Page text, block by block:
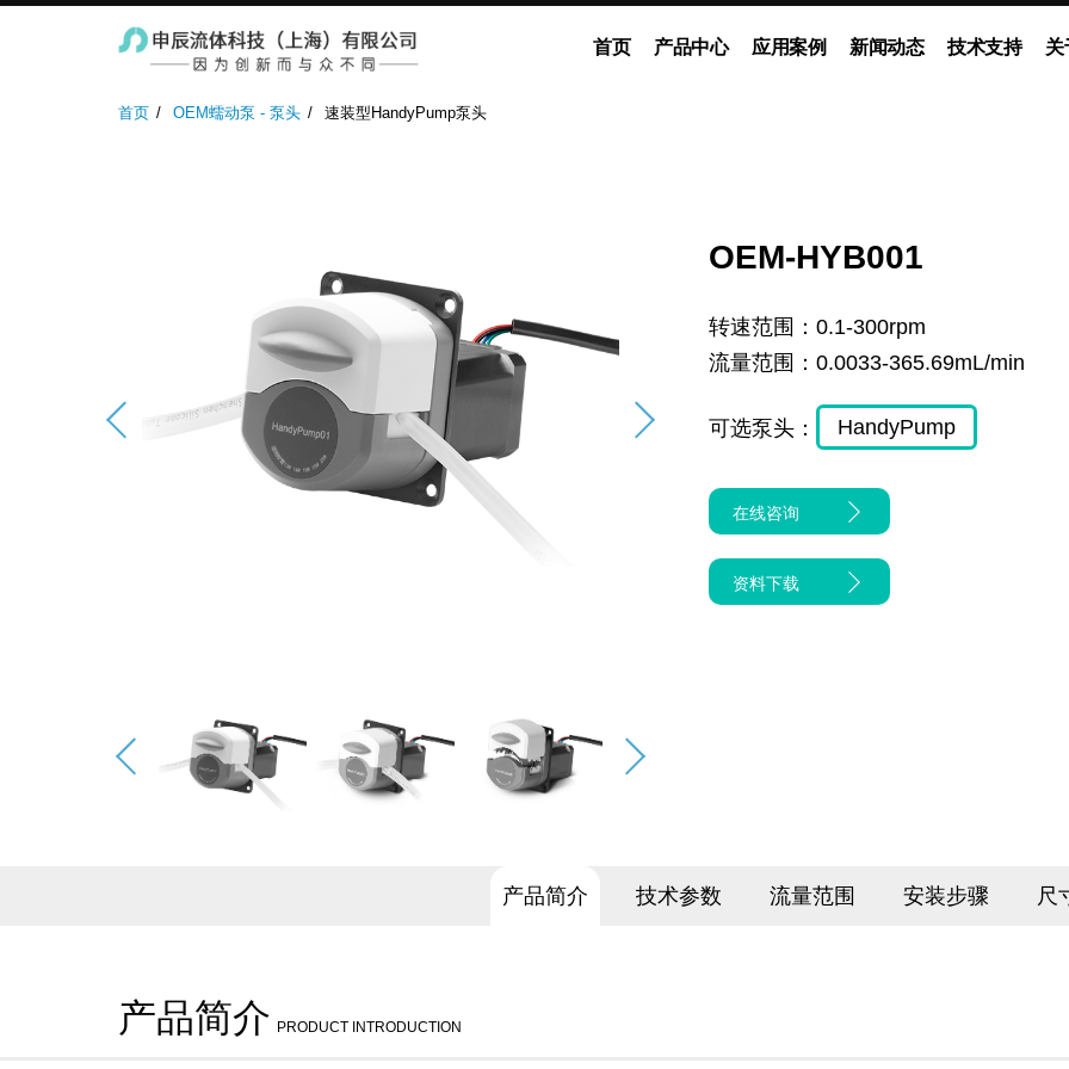
首页 产品中心 应用案例 新闻动态 技术支持 关
首页 OEM蠕动泵 - 泵头 速装型HandyPump泵头
OEM-HYB001
转速范围：0.1-300rpm
流量范围：0.0033-365.69mL/min
可选泵头： HandyPump
在线咨询
资料下载
产品简介 技术参数 流量范围 安装步骤 尺
产品简介 PRODUCT INTRODUCTION